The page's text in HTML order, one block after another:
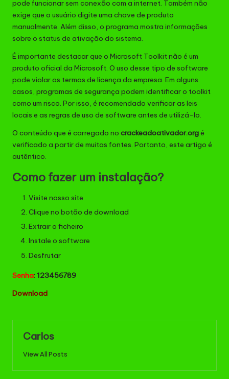
pode funcionar sem conexão com a internet. Também não
exige que o usuário digite uma chave de produto
manualmente. Além disso, o programa mostra informações
sobre o status de ativação do sistema.
É importante destacar que o Microsoft Toolkit não é um
produto oficial da Microsoft. O uso desse tipo de software
pode violar os termos de licença da empresa. Em alguns
casos, programas de segurança podem identificar o toolkit
como um risco. Por isso, é recomendado verificar as leis
locais e as regras de uso de software antes de utilizá-lo.
O conteúdo que é carregado no crackeadoativador.orgé
verificado a partir de muitas fontes. Portanto, este artigo é
autêntico.
Como fazer um instalação?
Visite nosso site
Clique no botão de download
Extrair o ficheiro
Instale o software
Desfrutar
Senha: 123456789
Download
Carlos
View All Posts